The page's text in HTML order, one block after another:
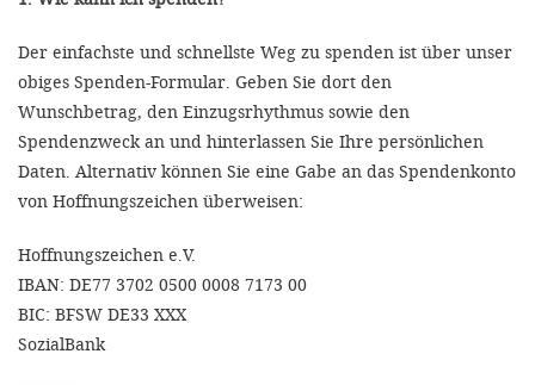
Der einfachste und schnellste Weg zu spenden ist über unser
obiges Spenden-Formular. Geben Sie dort den
Wunschbetrag, den Einzugsrhythmus sowie den
Spendenzweck an und hinterlassen Sie Ihre persönlichen
Daten. Alternativ können Sie eine Gabe an das Spendenkonto
von Hoffnungszeichen überweisen:
Hoffnungszeichen e.V.
IBAN: DE77 3702 0500 0008 7173 00
BIC: BFSW DE33 XXX
SozialBank